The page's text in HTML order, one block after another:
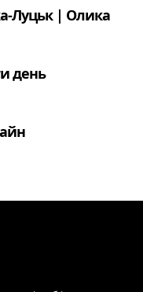
Луцьк | Олика
день